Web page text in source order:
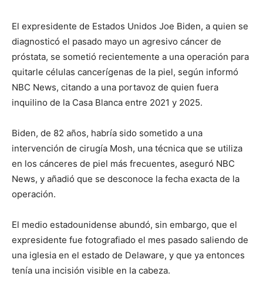
El expresidente de Estados Unidos Joe Biden, a quien se
diagnosticó el pasado mayo un agresivo cáncer de
próstata, se sometió recientemente a una operación para
quitarle células cancerígenas de la piel, según informó
NBC News, citando a una portavoz de quien fuera
inquilino de la Casa Blanca entre 2021 y 2025.
Biden, de 82 años, habría sido sometido a una
intervención de cirugía Mosh, una técnica que se utiliza
en los cánceres de piel más frecuentes, aseguró NBC
News, y añadió que se desconoce la fecha exacta de la
operación.
El medio estadounidense abundó, sin embargo, que el
expresidente fue fotografiado el mes pasado saliendo de
una iglesia en el estado de Delaware, y que ya entonces
tenía una incisión visible en la cabeza.